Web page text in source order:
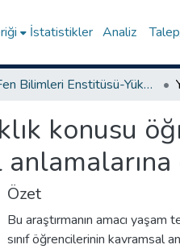
İstatistikler Analiz
Fen Bilimleri Enstitüsü-Yüksek Lisans Tezleri
konusu
Özet
Bu araştırmanın amacı yaşam
sınıf öğrencilerinin kavramsal